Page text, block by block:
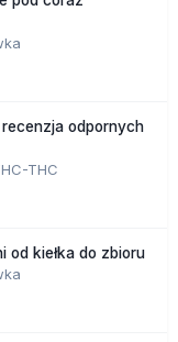
odpornych
THC
od kiełka do zbioru